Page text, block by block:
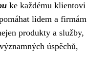
ke každému klientovi
lidem a firmám
produkty a služby,
úspěchů,